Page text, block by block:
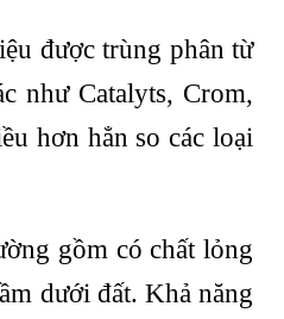
được trùng phân từ
như Catalyts, Crom,
hơn hẳn so các loại
gồm có chất lỏng
dưới đất. Khả năng